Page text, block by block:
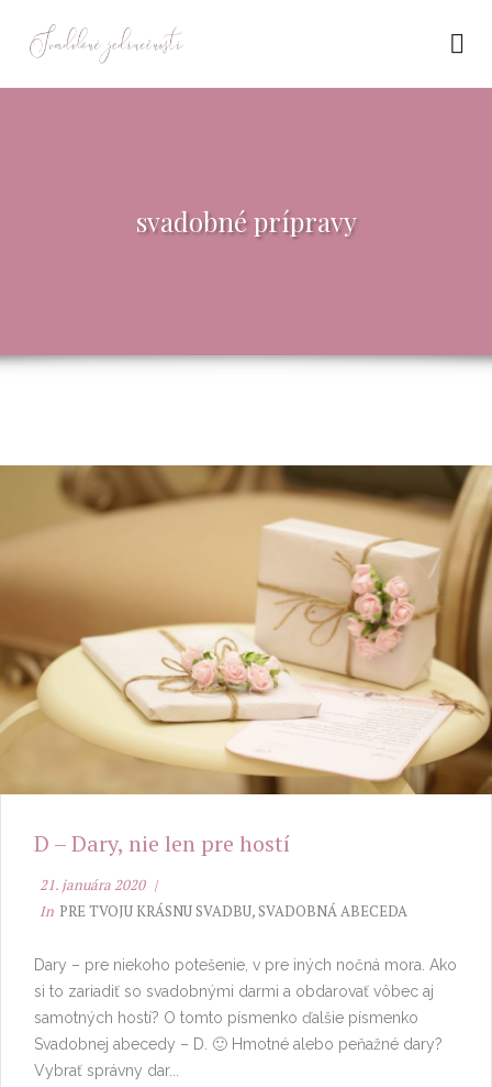
svadobné prípravy
D – Dary, nie len pre hostí
21. januára 2020
In PRE TVOJU KRÁSNU SVADBU, SVADOBNÁ ABECEDA
Dary – pre niekoho potešenie, v pre iných nočná mora. Ako
si to zariadiť so svadobnými darmi a obdarovať vôbec aj
samotných hostí? O tomto písmenko ďalšie písmenko
Svadobnej abecedy – D. 🙂 Hmotné alebo peňažné dary?
Vybrať správny dar...